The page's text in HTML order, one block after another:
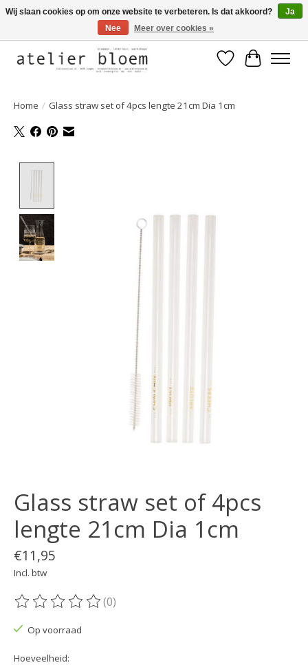
Welkom bij Atelier Bloem
Verlanglijst
Home / Glass straw set of 4pcs lengte 21cm Dia 1cm
Glass straw set of 4pcs
lengte 21cm Dia 1cm
€11,95
Incl. btw
De beoordeling van dit product is
(0)
Op voorraad
Hoeveelheid:
Wij slaan cookies op om onze website te verbeteren. Is dat akkoord?
Ja
Nee
Meer over cookies »